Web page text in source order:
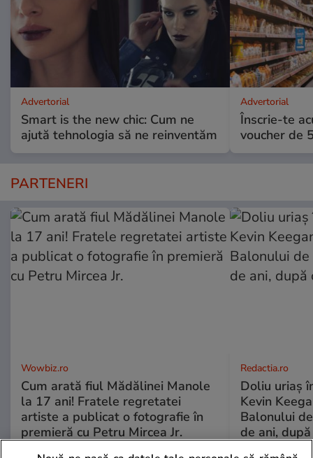
Advertorial
Smart is the new chic: Cum ne
ajută tehnologia să ne reinventăm
Advertorial
Înscrie-te
voucher de
PARTENERI
Wowbiz.ro
Cum arată fiul Mădălinei Manole
la 17 ani! Fratele regretatei
artiste a publicat o fotografie în
premieră cu Petru Mircea Jr.
Redactia.ro
Doliu uriaș
Kevin
Balonului
de ani,